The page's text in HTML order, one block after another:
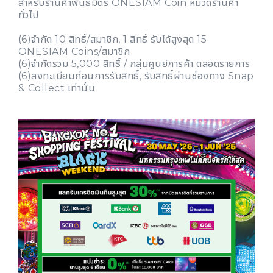
สำหรับร้านค้าพันธมิตร ONESIAM Coin หมวดร้านค้า
ทั่วไป
(6)จำกัด 10 สิทธิ์/สมาชิก, 1 สิทธิ์ รับได้สูงสุด 15
ONESIAM Coins/สมาชิก
(6)จำกัดรวม 5,000 สิทธิ์ / กลุ่มศูนย์การค้า ตลอดรายการ
(6)ลงทะเบียนก่อนการรับสิทธิ์, รับสิทธิ์ผ่านช่องทาง Snap
& Collect เท่านั้น